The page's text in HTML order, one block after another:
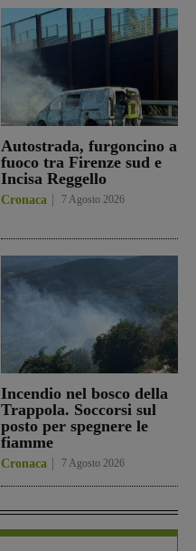
Autostrada, furgoncino a
fuoco tra Firenze sud e
Incisa Reggello
Cronaca 7 Agosto 2026
Incendio nel bosco della
Trappola. Soccorsi sul
posto per spegnere le
fiamme
Cronaca 7 Agosto 2026